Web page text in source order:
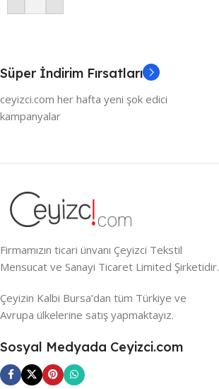
Süper İndirim Fırsatları
ceyizci.com her hafta yeni şok edici
kampanyalar
Firmamızın ticari ünvanı Çeyizci Tekstil
Mensucat ve Sanayi Ticaret Limited Şirketidir.
Çeyizin Kalbi Bursa’dan tüm Türkiye ve
Avrupa ülkelerine satış yapmaktayız.
Sosyal Medyada Ceyizci.com